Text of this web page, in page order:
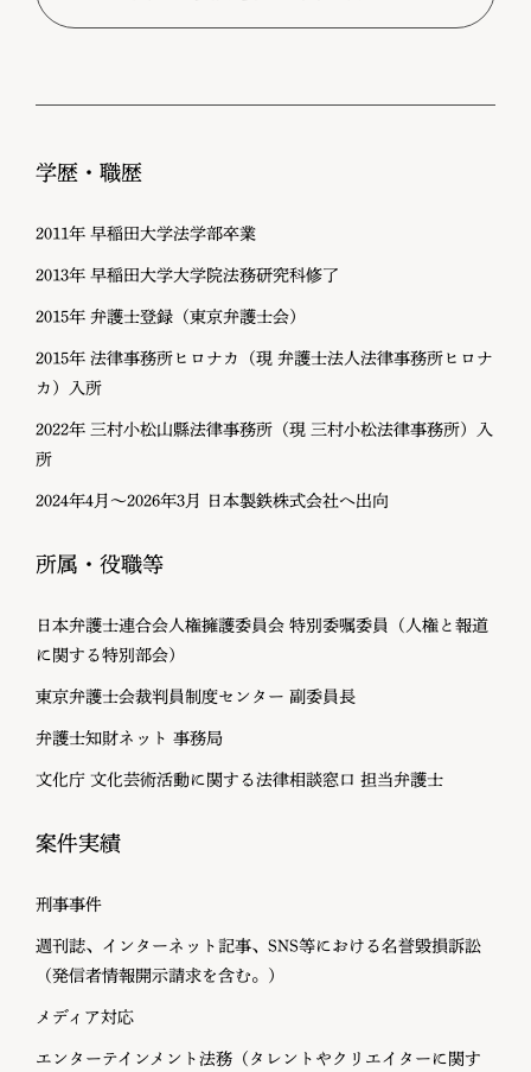
学歴・職歴
2011年 早稲田大学法学部卒業
2013年 早稲田大学大学院法務研究科修了
2015年 弁護士登録（東京弁護士会）
2015年 法律事務所ヒロナカ（現 弁護士法人法律事務所ヒロナ
カ）入所
2022年 三村小松山縣法律事務所（現 三村小松法律事務所）入
所
2024年4月～2026年3月 日本製鉄株式会社へ出向
所属・役職等
日本弁護士連合会人権擁護委員会 特別委嘱委員（人権と報道
に関する特別部会）
東京弁護士会裁判員制度センター 副委員長
弁護士知財ネット 事務局
文化庁 文化芸術活動に関する法律相談窓口 担当弁護士
案件実績
刑事事件
週刊誌、インターネット記事、SNS等における名誉毀損訴訟
（発信者情報開示請求を含む。）
メディア対応
エンターテインメント法務（タレントやクリエイターに関す